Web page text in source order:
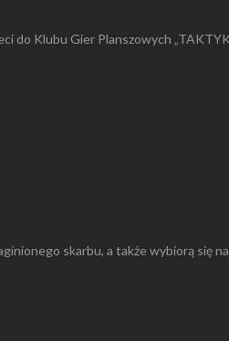
do Klubu Gier Planszowych
skarbu, a także wybiorą się